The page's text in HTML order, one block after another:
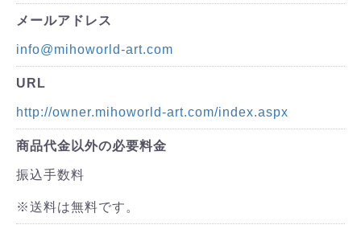
メールアドレス
info@mihoworld-art.com
URL
http://owner.mihoworld-art.com/index.aspx
商品代金以外の必要料金
振込手数料
※送料は無料です。